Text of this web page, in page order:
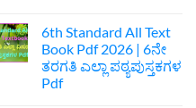
ನೋಟ್ಸ್
|
1st
Puc
Optional
Kannada
Kannada
Textbook
Pdf
Download
|
6th Standard All Text
Book Pdf 2026 | 6ನೇ
ತರಗತಿ ಎಲ್ಲಾ ಪಠ್ಯಪುಸ್ತಕಗಳ
Pdf